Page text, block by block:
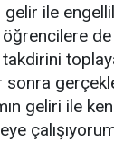
gelir ile
sonra
geliri ile